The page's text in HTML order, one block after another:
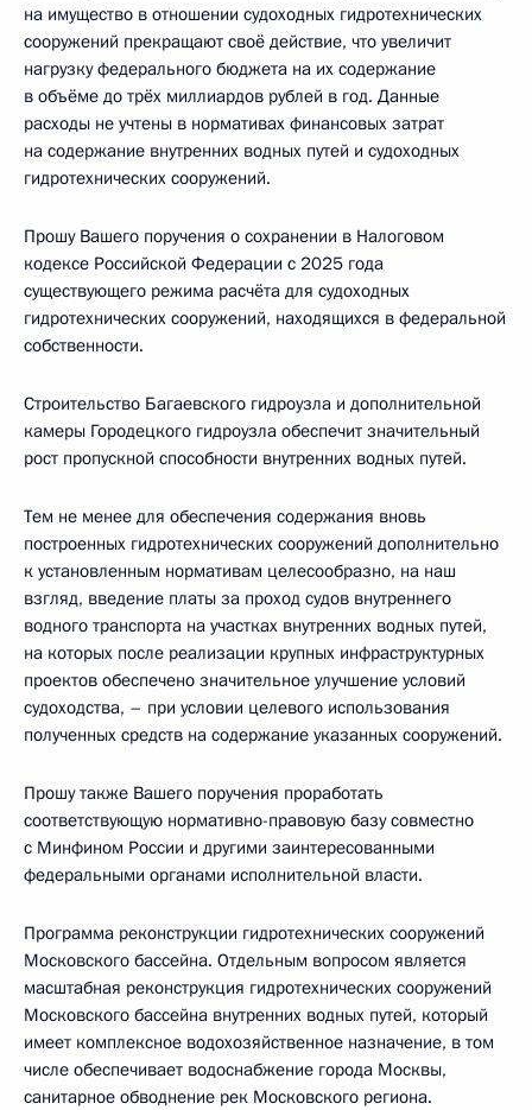
на имущество в отношении судоходных гидротехнических
сооружений прекращают своё действие, что увеличит
нагрузку федерального бюджета на их содержание
в объёме до трёх миллиардов рублей в год. Данные
расходы не учтены в нормативах финансовых затрат
на содержание внутренних водных путей и судоходных
гидротехнических сооружений.
Прошу Вашего поручения о сохранении в Налоговом
кодексе Российской Федерации с 2025 года
существующего режима расчёта для судоходных
гидротехнических сооружений, находящихся в федеральной
собственности.
Строительство Багаевского гидроузла и дополнительной
камеры Городецкого гидроузла обеспечит значительный
рост пропускной способности внутренних водных путей.
Тем не менее для обеспечения содержания вновь
построенных гидротехнических сооружений дополнительно
к установленным нормативам целесообразно, на наш
взгляд, введение платы за проход судов внутреннего
водного транспорта на участках внутренних водных путей,
на которых после реализации крупных инфраструктурных
проектов обеспечено значительное улучшение условий
судоходства, – при условии целевого использования
полученных средств на содержание указанных сооружений.
Прошу также Вашего поручения проработать
соответствующую нормативно-правовую базу совместно
с Минфином России и другими заинтересованными
федеральными органами исполнительной власти.
Программа реконструкции гидротехнических сооружений
Московского бассейна. Отдельным вопросом является
масштабная реконструкция гидротехнических сооружений
Московского бассейна внутренних водных путей, который
имеет комплексное водохозяйственное назначение, в том
числе обеспечивает водоснабжение города Москвы,
санитарное обводнение рек Московского региона.